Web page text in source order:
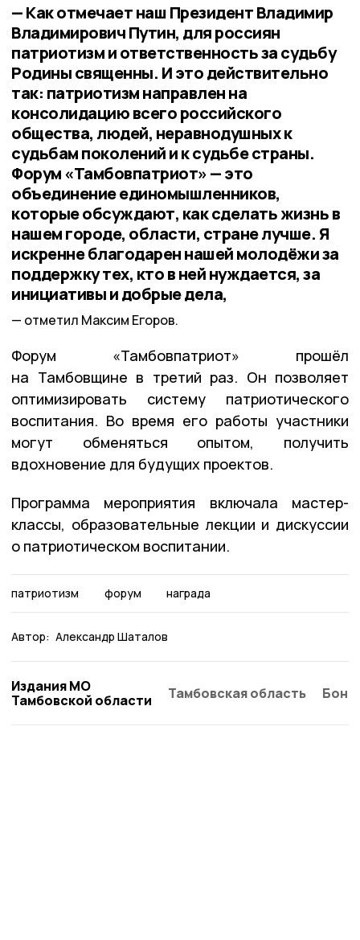
— Как отмечает наш Президент Владимир
Владимирович Путин, для россиян
патриотизм и ответственность за судьбу
Родины священны. И это действительно
так: патриотизм направлен на
консолидацию всего российского
общества, людей, неравнодушных к
судьбам поколений и к судьбе страны.
Форум «Тамбовпатриот» — это
объединение единомышленников,
которые обсуждают, как сделать жизнь в
нашем городе, области, стране лучше. Я
искренне благодарен нашей молодёжи за
поддержку тех, кто в ней нуждается, за
инициативы и добрые дела,
отметил Максим Егоров.
Форум «Тамбовпатриот» прошёл
на Тамбовщине в третий раз. Он позволяет
оптимизировать систему патриотического
воспитания. Во время его работы участники
могут обменяться опытом, получить
вдохновение для будущих проектов.
Программа мероприятия включала мастер-
классы, образовательные лекции и дискуссии
о патриотическом воспитании.
патриотизм форум награда
Автор: Александр Шаталов
Издания МО
Тамбовской области
Тамбовская область